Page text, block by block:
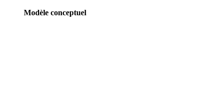
Modèle conceptuel